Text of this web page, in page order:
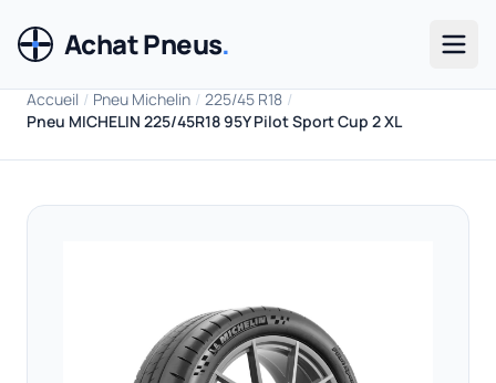
Achat Pneus.
Accueil / Pneu Michelin / 225/45 R18 /
Pneu MICHELIN 225/45R18 95Y Pilot Sport Cup 2 XL